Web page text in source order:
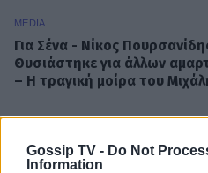
Gossip TV - Do Not
Information
MEDIA
Για Σένα - Νίκος
Θυσιάστηκε για άλλων
– Η τραγική μοίρα του
MEDIA